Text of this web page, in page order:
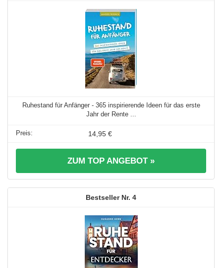
Ruhestand für Anfänger - 365 inspirierende Ideen für das erste
Jahr der Rente ...
14,95 €
ZUM TOP ANGEBOT »
4